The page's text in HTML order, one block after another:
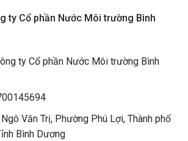
ty Cổ phần Nước Môi trường Bình
ty Cổ phần Nước Môi trường Bình
Văn Trị, Phường Phú Lợi, Thành phố
Bình Dương